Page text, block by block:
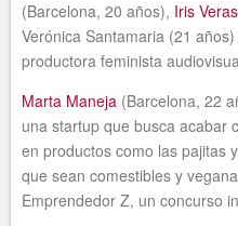
(Barcelona, 20 años), Iris Veras
Verónica Santamaria (21
productora feminista
Marta Maneja (Barcelona, 22
una startup que busca acabar
en productos como las pajitas
que sean comestibles y
Emprendedor Z, un concurso